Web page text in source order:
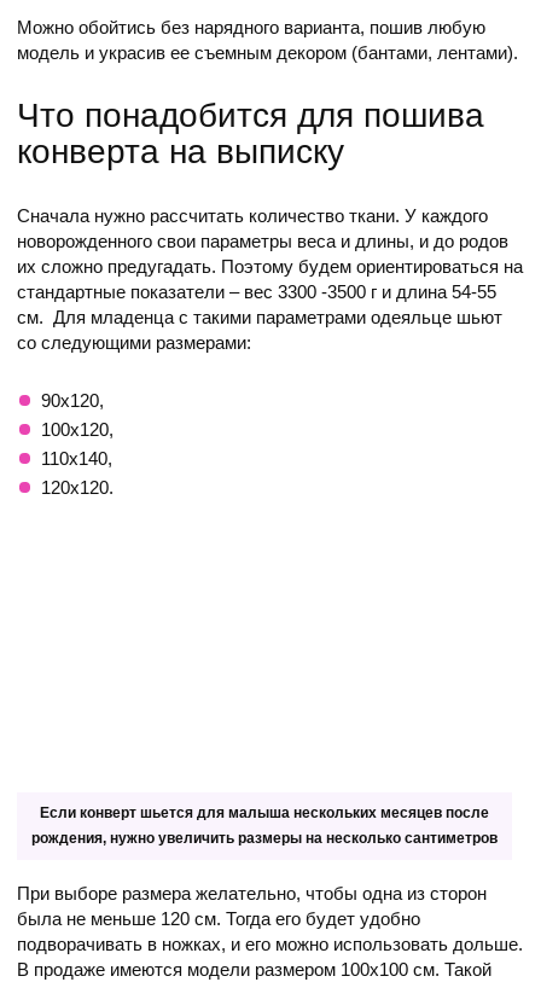
Можно обойтись без нарядного варианта, пошив любую
модель и украсив ее съемным декором (бантами, лентами).
Что понадобится для пошива
конверта на выписку
Сначала нужно рассчитать количество ткани. У каждого
новорожденного свои параметры веса и длины, и до родов
их сложно предугадать. Поэтому будем ориентироваться на
стандартные показатели – вес 3300 -3500 г и длина 54-55
см. Для младенца с такими параметрами одеяльце шьют
со следующими размерами:
90х120,
100х120,
110х140,
120х120.
Если конверт шьется для малыша нескольких месяцев после
рождения, нужно увеличить размеры на несколько сантиметров
При выборе размера желательно, чтобы одна из сторон
была не меньше 120 см. Тогда его будет удобно
подворачивать в ножках, и его можно использовать дольше.
В продаже имеются модели размером 100х100 см. Такой